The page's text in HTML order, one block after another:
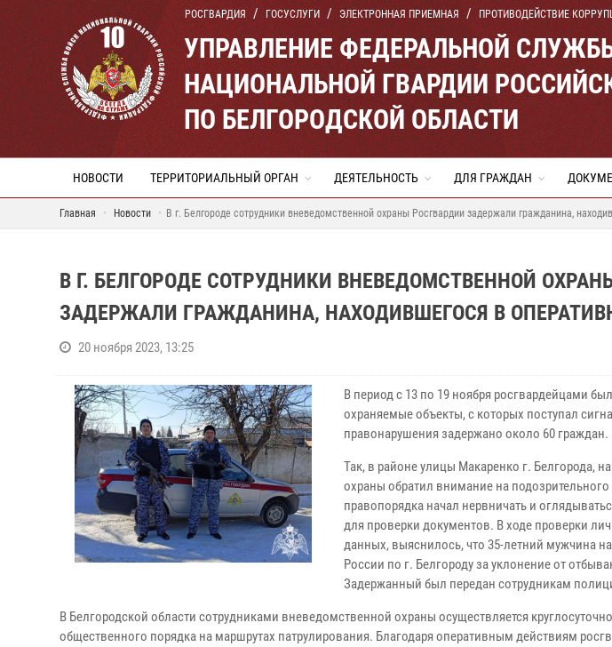
РОСГВАРДИЯ ГОСУСЛУГИ ЭЛЕКТРОННАЯ ПРИЕМНАЯ ПРОТИВОДЕЙСТВИЕ
УПРАВЛЕНИЕ ФЕДЕРАЛЬНОЙ
НАЦИОНАЛЬНОЙ ГВАРДИИ
ПО БЕЛГОРОДСКОЙ ОБЛАСТИ
НОВОСТИ ТЕРРИТОРИАЛЬНЫЙ ОРГАН ДЕЯТЕЛЬНОСТЬ ДЛЯ ГРАЖДАН
Главная Новости В г. Белгороде сотрудники вневедомственной охраны Росгвардии задержали гражданина,
В Г. БЕЛГОРОДЕ СОТРУДНИКИ ВНЕВЕДОМСТВЕННОЙ
ЗАДЕРЖАЛИ ГРАЖДАНИНА, НАХОДИВШЕГОСЯ В
20 ноября 2023, 13:25
В период с 13 по 19 ноября росгвардейцами
охраняемые объекты, с которых поступал
правонарушения задержано около 60 граждан.
Так, в районе улицы Макаренко г. Белгорода,
охраны обратил внимание на
правопорядка начал нервничать и
для проверки документов. В ходе проверки
данных, выяснилось, что 35-летний мужчина
России по г. Белгороду за уклонение от
Задержанный был передан сотрудникам
В Белгородской области сотрудниками вневедомственной охраны осуществляется
общественного порядка на маршрутах патрулирования. Благодаря оперативным действиям